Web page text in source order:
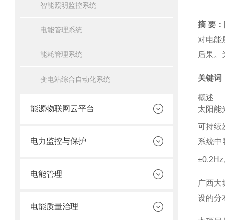
智能照明监控系统
电能管理系统
能耗管理系统
变电站综合自动化系统
能源物联网云平台
电力监控与保护
电能管理
电能质量治理
摘 要：
对电能
后果。
关键词
概述
太阳能
可持续
系统
±0.2Hz
广西大
设的分